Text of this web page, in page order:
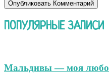
ПОПУЛЯРНЫЕ ЗАПИСИ
Мальдивы — моя